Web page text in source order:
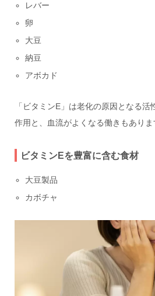
レバー
卵
大豆
納豆
アボカド
「ビタミンE」は老化の原因となる
作用と、血流がよくなる働きもありま
ビタミンEを豊富に含む食材
大豆製品
カボチャ